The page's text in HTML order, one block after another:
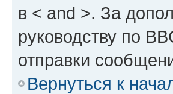
в < and >. За
руководству по
отправки
Вернуться к